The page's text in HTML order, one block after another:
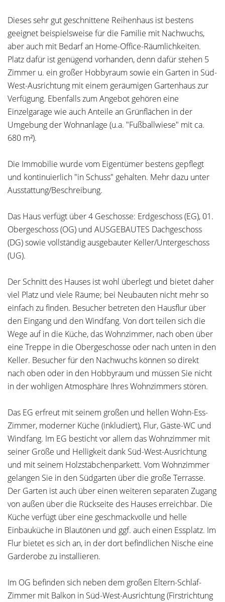
Dieses sehr gut geschnittene Reihenhaus ist bestens
geeignet beispielsweise für die Familie mit Nachwuchs,
aber auch mit Bedarf an Home-Office-Räumlichkeiten.
Platz dafür ist genügend vorhanden, denn dafür stehen 5
Zimmer u. ein großer Hobbyraum sowie ein Garten in Süd-
West-Ausrichtung mit einem geräumigen Gartenhaus zur
Verfügung. Ebenfalls zum Angebot gehören eine
Einzelgarage wie auch Anteile an Grünflächen in der
Umgebung der Wohnanlage (u.a. "Fußballwiese" mit ca.
680 m²).
Die Immobilie wurde vom Eigentümer bestens gepflegt
und kontinuierlich "in Schuss" gehalten. Mehr dazu unter
Ausstattung/Beschreibung.
Das Haus verfügt über 4 Geschosse: Erdgeschoss (EG), 01.
Obergeschoss (OG) und AUSGEBAUTES Dachgeschoss
(DG) sowie vollständig ausgebauter Keller/Untergeschoss
(UG).
Der Schnitt des Hauses ist wohl überlegt und bietet daher
viel Platz und viele Räume; bei Neubauten nicht mehr so
einfach zu finden. Besucher betreten den Hausflur über
den Eingang und den Windfang. Von dort teilen sich die
Wege auf in die Küche, das Wohnzimmer, nach oben über
eine Treppe in die Obergeschosse oder nach unten in den
Keller. Besucher für den Nachwuchs können so direkt
nach oben oder in den Hobbyraum und müssen Sie nicht
in der wohligen Atmosphäre Ihres Wohnzimmers stören.
Das EG erfreut mit seinem großen und hellen Wohn-Ess-
Zimmer, moderner Küche (inkludiert), Flur, Gäste-WC und
Windfang. Im EG besticht vor allem das Wohnzimmer mit
seiner Größe und Helligkeit dank Süd-West-Ausrichtung
und mit seinem Holzstäbchenparkett. Vom Wohnzimmer
gelangen Sie in den Südgarten über die große Terrasse.
Der Garten ist auch über einen weiteren separaten Zugang
von außen über die Rückseite des Hauses erreichbar. Die
Küche verfügt über eine geschmackvolle und helle
Einbauküche in Blautönen und ggf. auch einen Essplatz. Im
Flur bietet es sich an, in der dort befindlichen Nische eine
Garderobe zu installieren.
Im OG befinden sich neben dem großen Eltern-Schlaf-
Zimmer mit Balkon in Süd-West-Ausrichtung (Firstrichtung